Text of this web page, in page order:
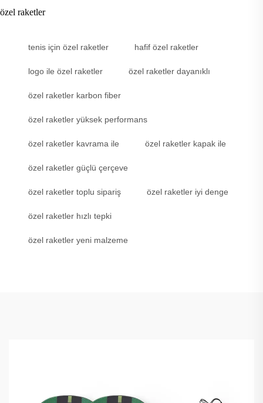
özel raketler
tenis için özel raketler hafif özel raketler
logo ile özel raketler özel raketler dayanıklı
özel raketler karbon fiber
özel raketler yüksek performans
özel raketler kavrama ile özel raketler kapak ile
özel raketler güçlü çerçeve
özel raketler toplu sipariş özel raketler iyi denge
özel raketler hızlı tepki
özel raketler yeni malzeme